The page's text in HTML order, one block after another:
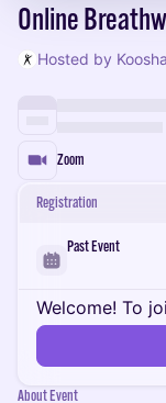
Online
Hosted by
Zoom
Registration
Past Event
Welcome! To
About Event